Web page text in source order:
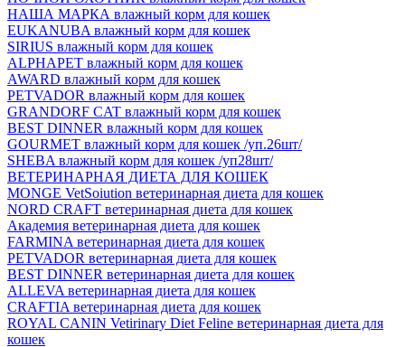
НАША МАРКА влажный корм для кошек
EUKANUBA влажный корм для кошек
SIRIUS влажный корм для кошек
ALPHAPET влажный корм для кошек
AWARD влажный корм для кошек
PETVADOR влажный корм для кошек
GRANDORF CAT влажный корм для кошек
BEST DINNER влажный корм для кошек
GOURMET влажный корм для кошек /уп.26шт/
SHEBA влажный корм для кошек /уп28шт/
ВЕТЕРИНАРНАЯ ДИЕТА ДЛЯ КОШЕК
MONGE VetSoiution ветеринарная диета для кошек
NORD CRAFT ветеринарная диета для кошек
Академия ветеринарная диета для кошек
FARMINA ветеринарная диета для кошек
PETVADOR ветеринарная диета для кошек
BEST DINNER ветеринарная диета для кошек
ALLEVA ветеринарная диета для кошек
CRAFTIA ветеринарная диета для кошек
ROYAL CANIN Vetirinary Diet Feline ветеринарная диета для
кошек